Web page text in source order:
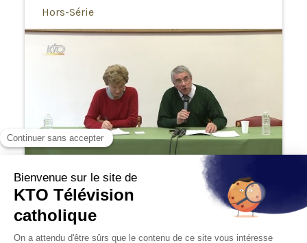
Hors-Série
Colloque Newman 2016 - Conférence de
Didier Rance
20/12/2016